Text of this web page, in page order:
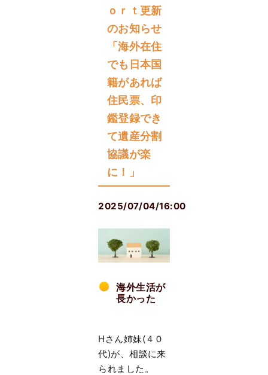
ｏｒｔ更新
のお知らせ
「海外在住
でも日本国
籍があれば
住民票、印
鑑登録でき
て遺産分割
協議が楽
に！」
2025/07/04/16:00
海外生活が
長かった
Hさん姉妹(４０
代)が、相談に来
られました。